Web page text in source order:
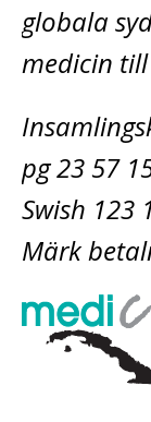
globala
medicin
pg 23 57
Swish 123
Märk